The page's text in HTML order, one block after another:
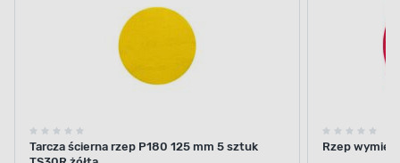
Tarcza ścierna rzep P180 125 mm 5 sztuk
Rzep